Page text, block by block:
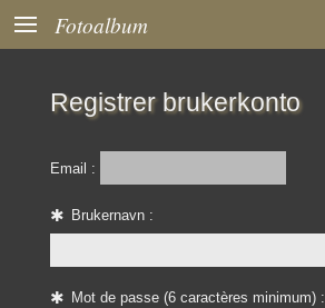
 Fotoalbum
Registrer brukerkonto
Email :
Brukernavn :
Mot de passe (6 caractères minimum) :